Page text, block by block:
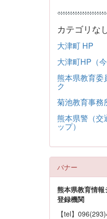
カテゴリな
大津町 HP
大津町HP（今
熊本県教育委
ク
菊池教育事務
熊本県警（交
ップ）
バナー
熊本県教育情報
登録機関
【tel】